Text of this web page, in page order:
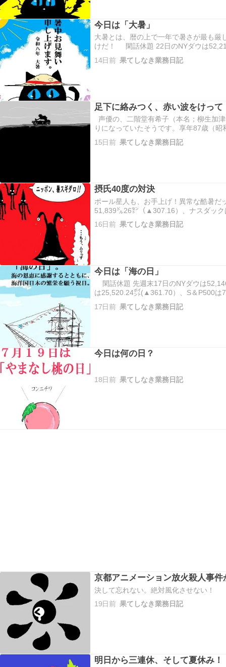
今日は「大暑」
大暑とは、暦の上で一年で暑さが最も厳
けだ！ 閑話休題 22日のNYダウは
は25,690.90㌽（▲146.30）、S＆P500
揃って反落。不透明感を増…
14日前 果てしなき業務日記
足下に絡みつく、赤い波をけって
声優の、二階堂有希子（本名；柳生加
りになっていたそうです。享年87歳（
日）。謹んで、ご冥福をお祈り申し上
世』（昭和46～47）の、峰不二子役が
15日前 果てしなき業務日記
摂氏40度の対決
ポール星人も、お手上げ！異常な酷暑
51,839㌦26㌣（▲307.16）、ナスダッ
S&P500は7,443.28（▲14.41）で、三
日本市場は、三日ぶり反発。…
16日前 果てしなき業務日記
今日は「海の日」
閑話休題 先週末17日のNYダウは
は25,520.24㌽(▲361.70）、S＆P500
て三日続落。 今日の日本市場は、海の
はどうなるか？大き…
17日前 果てしなき業務日記
今日は何の日？
18日前 果てしなき業務日記
京都アニメーション放火殺人事件
決して忘れない。絶対風化させない
19日前 果てしなき業務日記
明日から三連休、そして夏休み！